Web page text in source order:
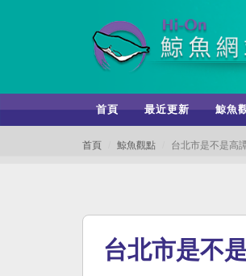
首頁 最近更新 鯨魚
首頁 鯨魚觀點 台北市是不是高
台北市是不